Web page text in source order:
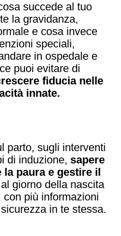
succede al tuo
la gravidanza,
e cosa invece
speciali,
in ospedale e
puoi evitare di
fiducia nelle
innate.
parto, sugli interventi
di induzione, sapere
paura e gestire il
giorno della nascita
con più informazioni
in te stessa.